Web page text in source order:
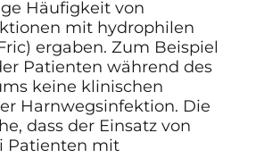
Häufigkeit von
mit hydrophilen
ergaben. Zum Beispiel
Patienten während des
keine klinischen
Harnwegsinfektion. Die
dass der Einsatz von
Patienten mit